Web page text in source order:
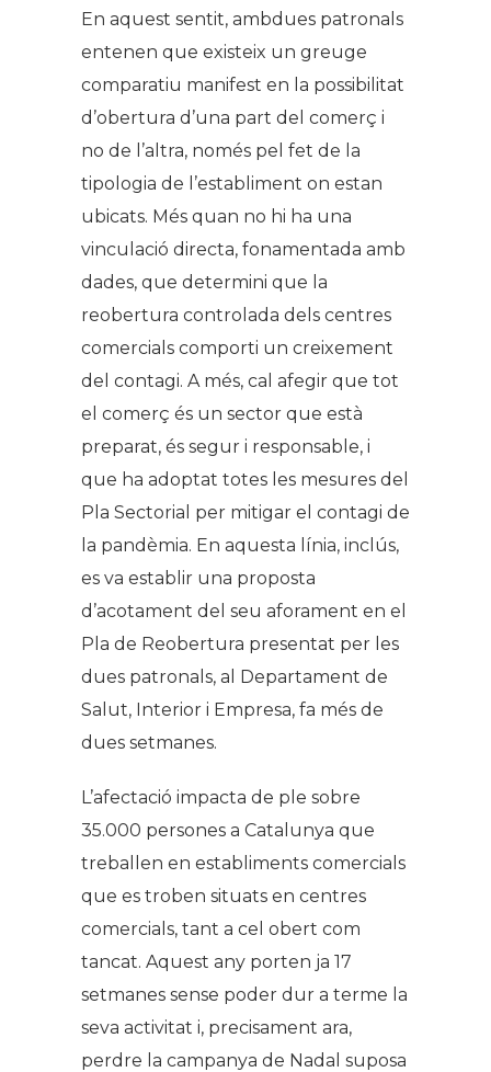
En aquest sentit, ambdues patronals
entenen que existeix un greuge
comparatiu manifest en la possibilitat
d’obertura d’una part del comerç i
no de l’altra, només pel fet de la
tipologia de l’establiment on estan
ubicats. Més quan no hi ha una
vinculació directa, fonamentada amb
dades, que determini que la
reobertura controlada dels centres
comercials comporti un creixement
del contagi. A més, cal afegir que tot
el comerç és un sector que està
preparat, és segur i responsable, i
que ha adoptat totes les mesures del
Pla Sectorial per mitigar el contagi de
la pandèmia. En aquesta línia, inclús,
es va establir una proposta
d’acotament del seu aforament en el
Pla de Reobertura presentat per les
dues patronals, al Departament de
Salut, Interior i Empresa, fa més de
dues setmanes.
L’afectació impacta de ple sobre
35.000 persones a Catalunya que
treballen en establiments comercials
que es troben situats en centres
comercials, tant a cel obert com
tancat. Aquest any porten ja 17
setmanes sense poder dur a terme la
seva activitat i, precisament ara,
perdre la campanya de Nadal suposa